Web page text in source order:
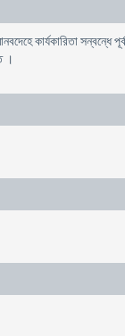
কার্যকারিতা সন্বন্ধে
।